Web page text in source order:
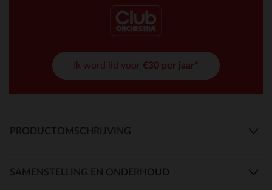
Ik word lid voor €30 per jaar*
PRODUCTOMSCHRIJVING
SAMENSTELLING EN ONDERHOUD